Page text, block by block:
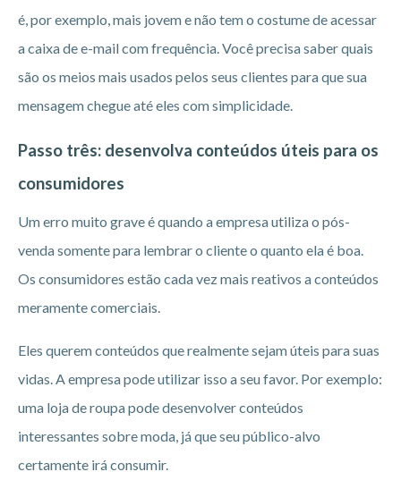
é, por exemplo, mais jovem e não tem o costume de acessar
a caixa de e-mail com frequência. Você precisa saber quais
são os meios mais usados pelos seus clientes para que sua
mensagem chegue até eles com simplicidade.
Passo três: desenvolva conteúdos úteis para os
consumidores
Um erro muito grave é quando a empresa utiliza o pós-
venda somente para lembrar o cliente o quanto ela é boa.
Os consumidores estão cada vez mais reativos a conteúdos
meramente comerciais.
Eles querem conteúdos que realmente sejam úteis para suas
vidas. A empresa pode utilizar isso a seu favor. Por exemplo:
uma loja de roupa pode desenvolver conteúdos
interessantes sobre moda, já que seu público-alvo
certamente irá consumir.